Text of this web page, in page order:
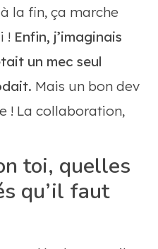
la fin, ça marche
! Enfin, j’imaginais
un mec seul
Mais un bon dev
! La collaboration,
toi, quelles
qu’il faut